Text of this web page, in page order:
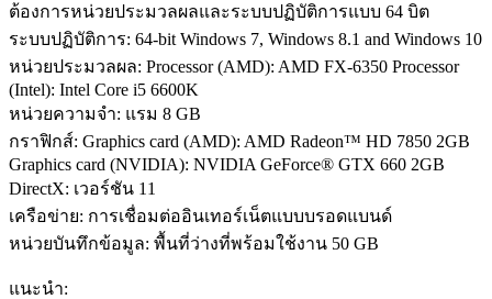
ต้องการหน่วยประมวลผลและระบบปฏิบัติการแบบ 64 บิต
ระบบปฏิบัติการ: 64-bit Windows 7, Windows 8.1 and Windows 10
หน่วยประมวลผล: Processor (AMD): AMD FX-6350 Processor
(Intel): Intel Core i5 6600K
หน่วยความจำ: แรม 8 GB
กราฟิกส์: Graphics card (AMD): AMD Radeon™ HD 7850 2GB
Graphics card (NVIDIA): NVIDIA GeForce® GTX 660 2GB
DirectX: เวอร์ชัน 11
เครือข่าย: การเชื่อมต่ออินเทอร์เน็ตแบบบรอดแบนด์
หน่วยบันทึกข้อมูล: พื้นที่ว่างที่พร้อมใช้งาน 50 GB
แนะนำ: